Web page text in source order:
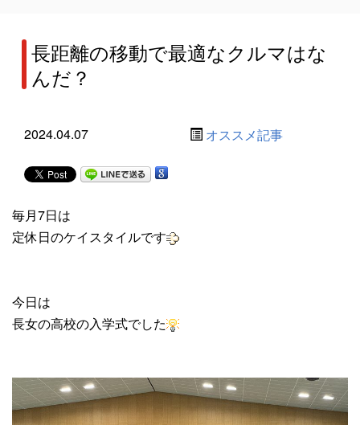
長距離の移動で最適なクルマはな
んだ？
2024.04.07 オススメ記事
毎月7日は
定休日のケイスタイルです
今日は
長女の高校の入学式でした